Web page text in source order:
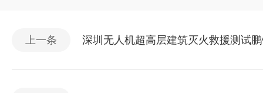
上一条 深圳无人机超高层建筑灭火救援测试